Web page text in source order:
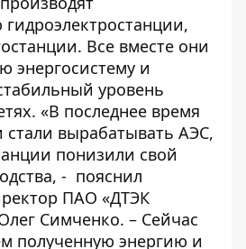
Все вместе они
энергосистему и
уровень
«В последнее время
вырабатывать АЭС,
понизили свой
- пояснил
ПАО «ДТЭК
Симченко. – Сейчас
полученную энергию и